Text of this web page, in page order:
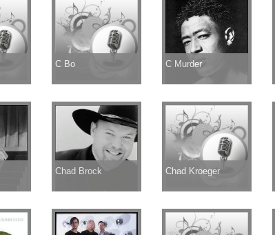
C Bo C Murder
Chad Brock Chad Kroeger